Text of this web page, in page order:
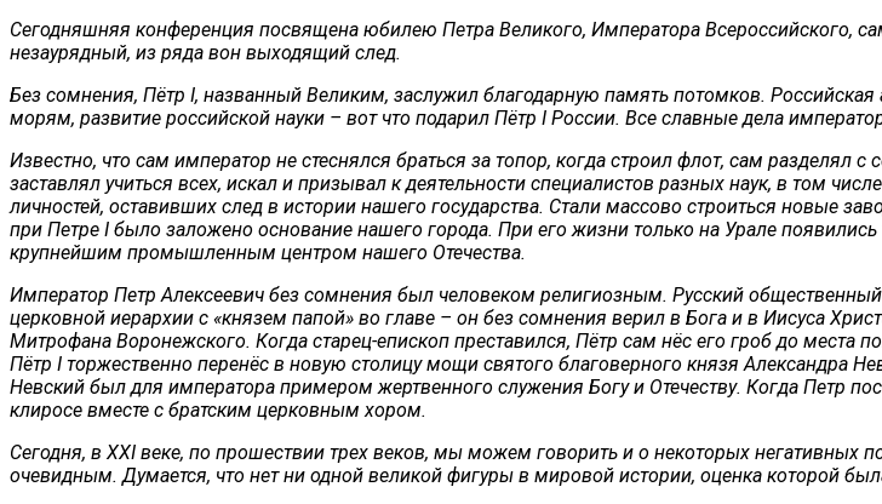
Сегодняшняя конференция посвящена юбилею Петра Великого, Императора Всероссийского,
незаурядный, из ряда вон выходящий след.
Без сомнения, Пётр I, названный Великим, заслужил благодарную память потомков.
морям, развитие российской науки – вот что подарил Пётр I России. Все славные дела
Известно, что сам император не стеснялся браться за топор, когда строил флот, сам
заставлял учиться всех, искал и призывал к деятельности специалистов разных наук, в том
личностей, оставивших след в истории нашего государства. Стали массово строиться новые
при Петре I было заложено основание нашего города. При его жизни только на Урале
крупнейшим промышленным центром нашего Отечества.
Император Петр Алексеевич без сомнения был человеком религиозным. Русский
церковной иерархии с «князем папой» во главе – он без сомнения верил в Бога и в Иисуса
Митрофана Воронежского. Когда старец-епископ преставился, Пётр сам нёс его гроб до места
Пётр I торжественно перенёс в новую столицу мощи святого благоверного князя Александра
Невский был для императора примером жертвенного служения Богу и Отечеству. Когда Петр
клиросе вместе с братским церковным хором.
Сегодня, в XXI веке, по прошествии трех веков, мы можем говорить и о некоторых негативных
очевидным. Думается, что нет ни одной великой фигуры в мировой истории, оценка которой